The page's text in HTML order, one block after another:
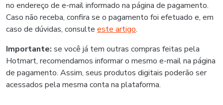
no endereço de e-mail informado na página de pagamento.
Caso não receba, confira se o pagamento foi efetuado e, em
caso de dúvidas, consulte este artigo.
Importante: se você já tem outras compras feitas pela
Hotmart, recomendamos informar o mesmo e-mail na página
de pagamento. Assim, seus produtos digitais poderão ser
acessados pela mesma conta na plataforma.